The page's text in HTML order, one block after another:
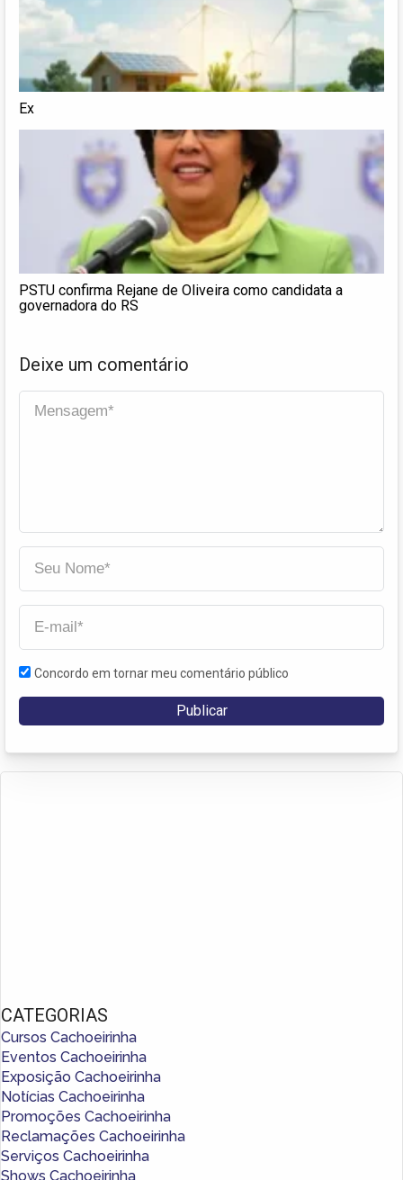
Ex
PSTU confirma Rejane de Oliveira como candidata a
governadora do RS
Deixe um comentário
Concordo em tornar meu comentário público
CATEGORIAS
Cursos Cachoeirinha
Eventos Cachoeirinha
Exposição Cachoeirinha
Notícias Cachoeirinha
Promoções Cachoeirinha
Reclamações Cachoeirinha
Serviços Cachoeirinha
Shows Cachoeirinha